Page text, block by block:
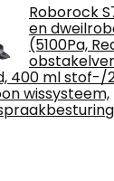
Roborock
en
(5100Pa,
400 ml stof-/
wissysteem,